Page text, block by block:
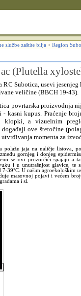
službe zaštite bilja > Region
(Plutella
RC Subotica, usevi
veličine (BBCH 19-43).
povrtarska proizvodnja
kasni kupus. Praćenje
klopki, a vizuelnim
ove štetočine
momenta za
polažu jaja na naličje listova,
gornjeg i donjeg
se ovi prozorčići spajaju a
i u unutrašnjost glavice, te
7-39°C. U našim agroekološkim
masovnoj pojavi i većem
i sl.